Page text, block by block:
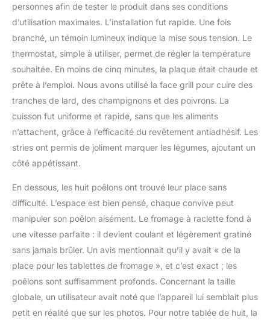
personnes afin de tester le produit dans ses conditions
d’utilisation maximales. L’installation fut rapide. Une fois
branché, un témoin lumineux indique la mise sous tension. Le
thermostat, simple à utiliser, permet de régler la température
souhaitée. En moins de cinq minutes, la plaque était chaude et
prête à l’emploi. Nous avons utilisé la face grill pour cuire des
tranches de lard, des champignons et des poivrons. La
cuisson fut uniforme et rapide, sans que les aliments
n’attachent, grâce à l’efficacité du revêtement antiadhésif. Les
stries ont permis de joliment marquer les légumes, ajoutant un
côté appétissant.
En dessous, les huit poêlons ont trouvé leur place sans
difficulté. L’espace est bien pensé, chaque convive peut
manipuler son poêlon aisément. Le fromage à raclette fond à
une vitesse parfaite : il devient coulant et légèrement gratiné
sans jamais brûler. Un avis mentionnait qu’il y avait « de la
place pour les tablettes de fromage », et c’est exact ; les
poêlons sont suffisamment profonds. Concernant la taille
globale, un utilisateur avait noté que l’appareil lui semblait plus
petit en réalité que sur les photos. Pour notre tablée de huit, la